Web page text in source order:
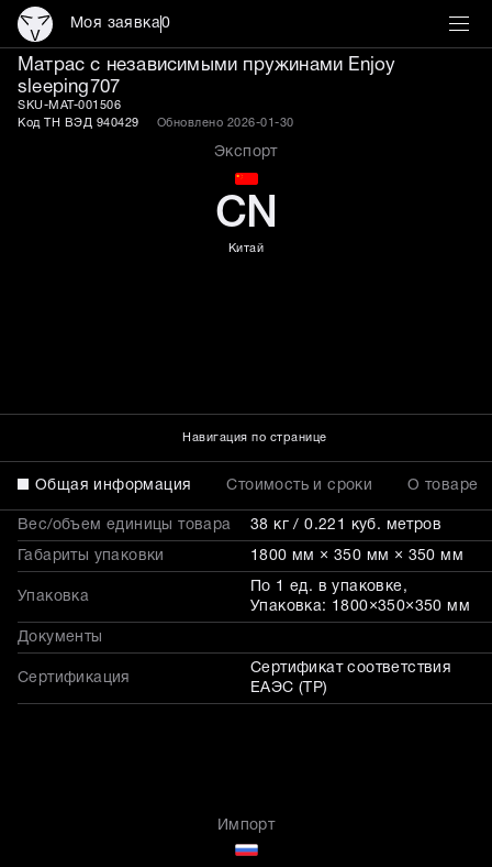
Моя заявка0
Матрас Enjoy
Матрас с независимыми пружинами Enjoy
sleeping707
SKU-MAT-001506
Код ТН ВЭД 940429
Обновлено 2026-01-30
Экспорт
CN
Китай
Навигация по странице
Общая информация Стоимость и сроки О товаре
Вес/объем единицы товара 38 кг / 0.221 куб. метров
Габариты упаковки 1800 мм × 350 мм × 350 мм
Упаковка
По 1 ед. в упаковке,
Упаковка: 1800×350×350 мм
Документы
Сертификация
Сертификат соответствия
ЕАЭС (ТР)
Импорт